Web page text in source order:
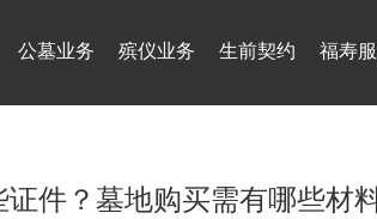
公墓业务 殡仪业务 生前契约 福寿
件？墓地购买需有哪些材